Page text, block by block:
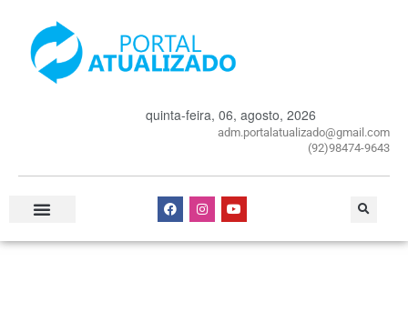
quinta-feira, 06, agosto, 2026
adm.portalatualizado@gmail.com
(92)98474-9643